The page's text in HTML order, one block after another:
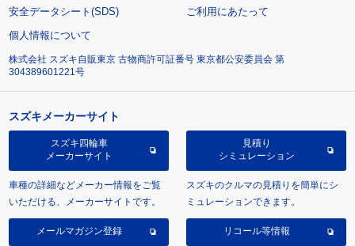
安全データシート(SDS)
ご利用にあたって
個人情報について
株式会社 スズキ自販東京 古物商許可証番号 東京都公安委員会 第
304389601221号
スズキメーカーサイト
スズキ四輪車
メーカーサイト
車種の詳細などメーカー情報をご覧
いただける、メーカーサイトです。
見積り
シミュレーション
スズキのクルマの見積りを簡単にシ
ミュレーションできます。
メールマガジン登録 リコール等情報